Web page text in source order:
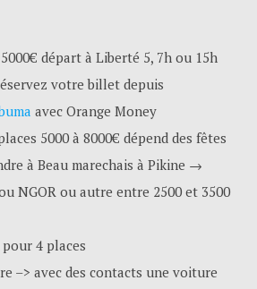
départ à Liberté 5, 7h ou 15h
votre billet depuis
avec Orange Money
5000 à 8000€ dépend des fêtes
à Beau marechais à Pikine →
NGOR ou autre entre 2500 et 3500
4 places
–> avec des contacts une voiture